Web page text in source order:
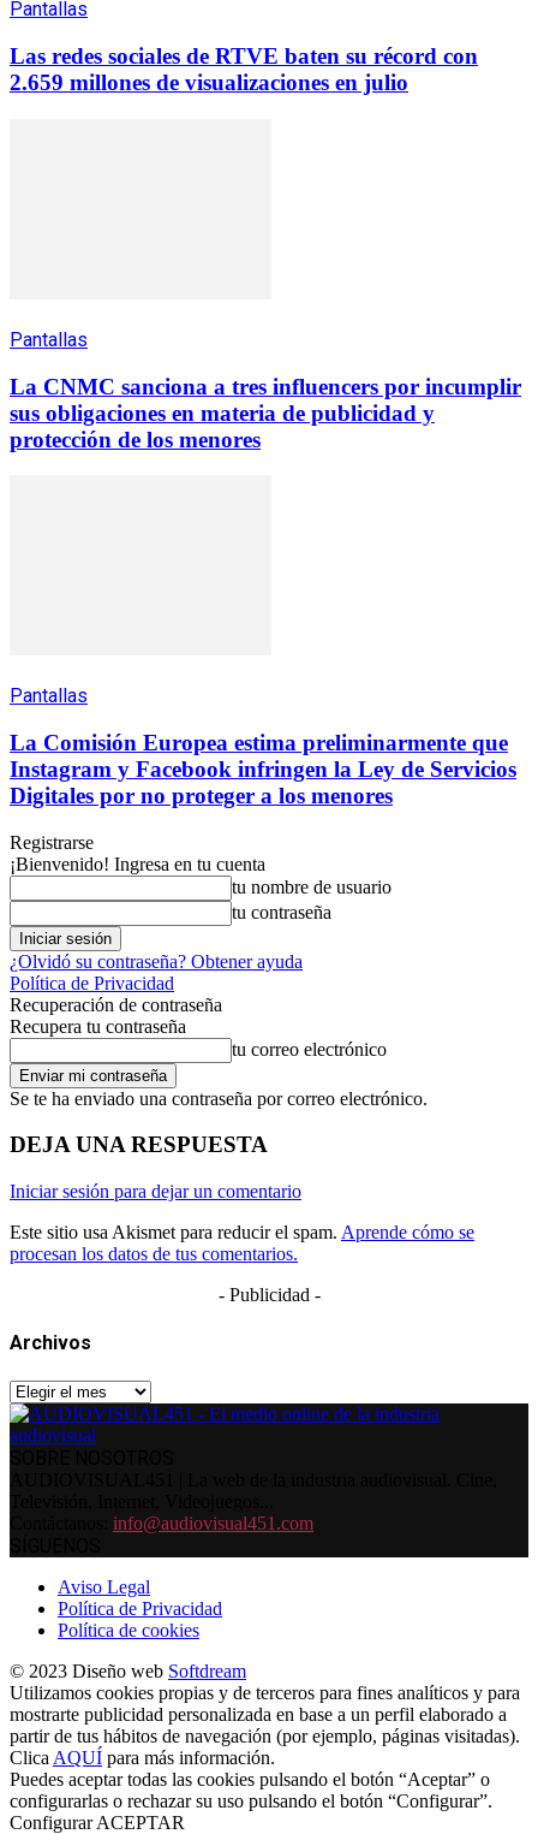
Pantallas
Las redes sociales de RTVE baten su récord con
2.659 millones de visualizaciones en julio
Pantallas
La CNMC sanciona a tres influencers por incumplir
sus obligaciones en materia de publicidad y
protección de los menores
Pantallas
La Comisión Europea estima preliminarmente que
Instagram y Facebook infringen la Ley de Servicios
Digitales por no proteger a los menores
Registrarse
¡Bienvenido! Ingresa en tu cuenta
tu nombre de usuario
tu contraseña
¿Olvidó su contraseña? Obtener ayuda
Política de Privacidad
Recuperación de contraseña
Recupera tu contraseña
tu correo electrónico
Se te ha enviado una contraseña por correo electrónico.
DEJA UNA RESPUESTA
Iniciar sesión para dejar un comentario
Este sitio usa Akismet para reducir el spam. Aprende cómo se
procesan los datos de tus comentarios.
- Publicidad -
Archivos
Archivos
info@audiovisual451.com
Aviso Legal
Política de Privacidad
Política de cookies
© 2023 Diseño web Softdream
Utilizamos cookies propias y de terceros para fines analíticos y para
mostrarte publicidad personalizada en base a un perfil elaborado a
partir de tus hábitos de navegación (por ejemplo, páginas visitadas).
Clica AQUÍ para más información.
Puedes aceptar todas las cookies pulsando el botón “Aceptar” o
configurarlas o rechazar su uso pulsando el botón “Configurar”.
Configurar ACEPTAR